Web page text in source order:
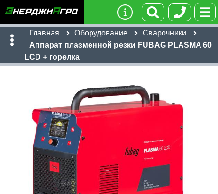
Главная Оборудование
Сварочники
Аппарат плазменной резки FUBAG PLASMA 60
LCD + горелка
87,986
Имя:
Email:
Ссылка*:
Я даю согласие наобработку персональных данных
Отправить